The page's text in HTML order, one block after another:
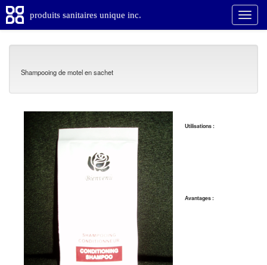
produits sanitaires unique inc.
Shampooing de motel en sachet
Utilisations :
Avantages :